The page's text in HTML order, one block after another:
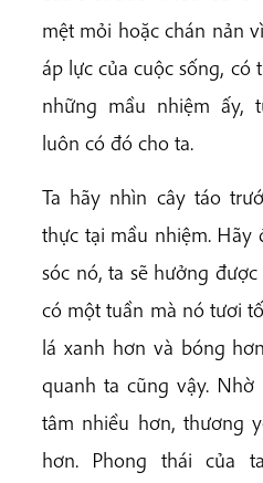
mệt mỏi hoặc chán nản
áp lực của cuộc sống, có
những mầu nhiệm ấy,
luôn có đó cho ta.
Ta hãy nhìn cây táo
thực tại mầu nhiệm. Hãy
sóc nó, ta sẽ hưởng
có một tuần mà nó tươi
lá xanh hơn và bóng
quanh ta cũng vậy.
tâm nhiều hơn, thương
hơn. Phong thái của